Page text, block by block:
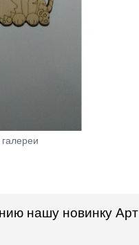
нашу новинку